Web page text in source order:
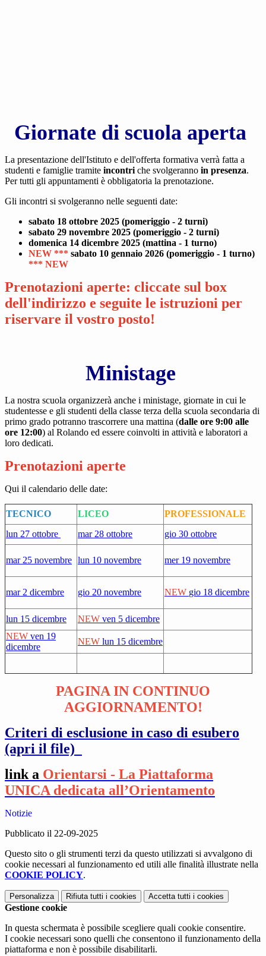
Giornate di scuola aperta
La presentazione dell'Istituto e dell'offerta formativa verrà fatta a
studenti e famiglie tramite incontri che svolgeranno in presenza.
Per tutti gli appuntamenti è obbligatoria la prenotazione.
Gli incontri si svolgeranno nelle seguenti date:
sabato 18 ottobre 2025 (pomeriggio - 2 turni)
sabato 29 novembre 2025 (pomeriggio - 2 turni)
domenica 14 dicembre 2025 (mattina - 1 turno)
NEW *** sabato 10 gennaio 2026 (pomeriggio - 1 turno)
*** NEW
Prenotazioni aperte: cliccate sul box
dell'indirizzo e seguite le istruzioni per
riservare il vostro posto!
Ministage
La nostra scuola organizzerà anche i ministage, giornate in cui le
studentesse e gli studenti della classe terza della scuola secondaria di
primo grado potranno trascorrere una mattina (dalle ore 9:00 alle
ore 12:00) al Rolando ed essere coinvolti in attività e laboratori a
loro dedicati.
Prenotazioni aperte
Qui il calendario delle date:
TECNICO LICEO
PROFESSIONALE
lun 27 ottobre
mar 28 ottobre gio 30 ottobre
mar 25 novembre lun 10 novembre mer 19 novembre
mar 2 dicembre gio 20 novembre NEW gio 18 dicembre
lun 15 dicembre NEW ven 5 dicembre
NEW ven 19
dicembre
NEW lun 15 dicembre
PAGINA IN CONTINUO
AGGIORNAMENTO!
Criteri di esclusione in caso di esubero
(apri il file)
link a Orientarsi - La Piattaforma
UNICA dedicata all’Orientamento
Notizie
Pubblicato il 22-09-2025
Questo sito o gli strumenti terzi da questo utilizzati si avvalgono di
cookie necessari al funzionamento ed utili alle finalità illustrate nella
COOKIE POLICY.
Personalizza Rifiuta tutti i cookies Accetta tutti i cookies
Gestione cookie
In questa schermata è possibile scegliere quali cookie consentire.
I cookie necessari sono quelli che consentono il funzionamento della
piattaforma e non è possibile disabilitarli.